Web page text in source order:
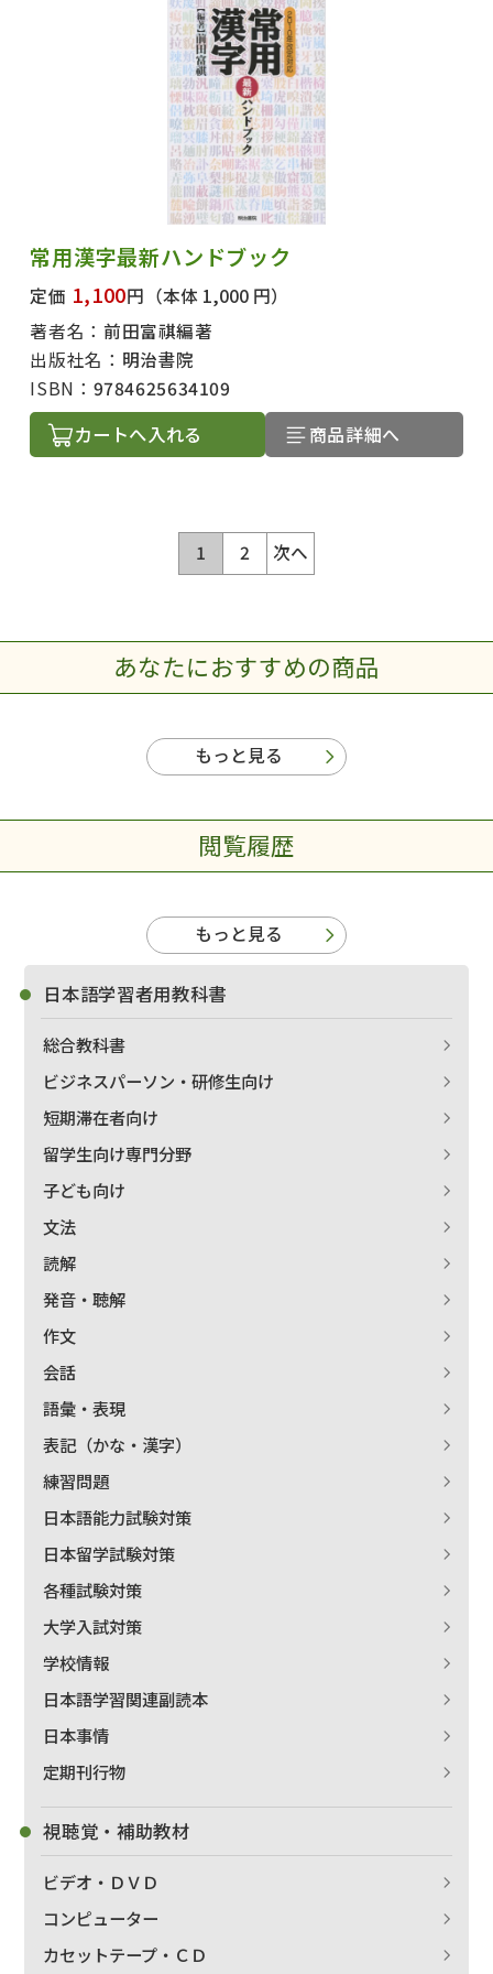
常用漢字最新ハンドブック
定価 1,100円 （本体 1,000 円）
著者名： 前田富祺編著
出版社名： 明治書院
ISBN： 9784625634109
カートへ入れる 商品詳細へ
1 2 次へ
あなたにおすすめの商品
もっと見る
閲覧履歴
もっと見る
日本語学習者用教科書
総合教科書
ビジネスパーソン・研修生向け
短期滞在者向け
留学生向け専門分野
子ども向け
文法
読解
発音・聴解
作文
会話
語彙・表現
表記（かな・漢字）
練習問題
日本語能力試験対策
日本留学試験対策
各種試験対策
大学入試対策
学校情報
日本語学習関連副読本
日本事情
定期刊行物
視聴覚・補助教材
ビデオ・ＤＶＤ
コンピューター
カセットテープ・ＣＤ